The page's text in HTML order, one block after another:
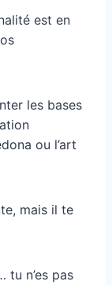
est en
les bases
ou l’art
mais il te
tu n’es pas